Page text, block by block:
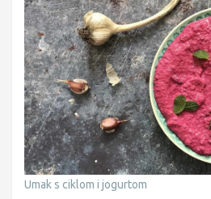
Umak s ciklom i jogurtom